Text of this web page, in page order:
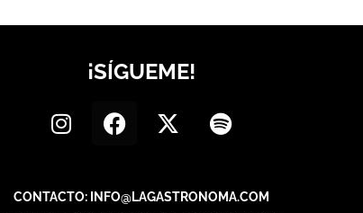
¡SÍGUEME!
CONTACTO: INFO@LAGASTRONOMA.COM